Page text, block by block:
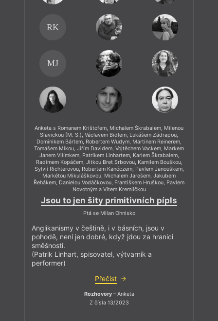
RK
MJ
Anketa s Romanem Krištofem, Michalem Škrabalem, Milenou
Slavickou (M. S.), Václavem Bidlem, Lukášem Zádrapou,
Dominikem Bártem, Robertem Wudym, Martinem Reinerem,
Tomášem Míkou, Jiřím Davidem, Vojtěchem Vackem, Markem
Janem Vilímkem, Patrikem Linhartem, Karlem Škrabalem,
Radimem Kopáčem, Jitkou Bret Srbovou, Kamilem Bouškou,
Sylvií Richterovou, Robertem Kanóczem, Pavlem Janouškem,
Markétou Mikuláškovou, Michalem Jarešem, Jakubem
Řehákem, Danielou Vodáčkovou, Františkem Hruškou, Pavlem
Novotným a Vítem Kremličkou
Jsou to jen šity primitivních pípls
Ptá se Milan Ohnisko
Anglikanismy v češtině, i v básních, jsou v
pohodě, není jen dobré, když jdou za hranici
směšnosti.
(Patrik Linhart, spisovatel, výtvarník a
performer)
Přečíst
Rozhovory– Anketa
Z čísla 13/2023